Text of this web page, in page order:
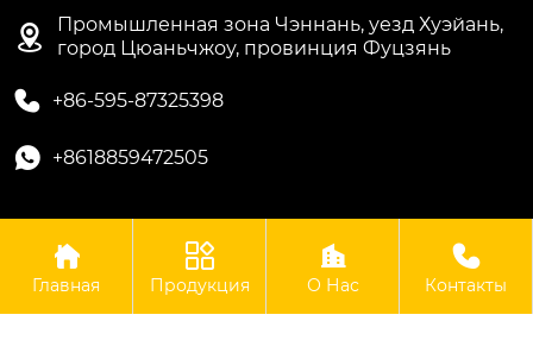

Промышленная зона Чэннань, уезд Хуэйань,
город Цюаньчжоу, провинция Фуцзянь
 +86-595-87325398
 +8618859472505
Авторские права © ООО Цюаньчжоу Бэйсыхао
Повседневные Товары

Главная

Продукция

О Нас

Контакты